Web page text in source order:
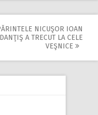
NICUŞOR IOAN
DANŢIŞ A TRECUT LA CELE
VEŞNICE